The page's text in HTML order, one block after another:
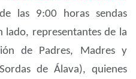
las 9:00 horas sendas
lado, representantes de la
de Padres, Madres y
de Álava), quienes